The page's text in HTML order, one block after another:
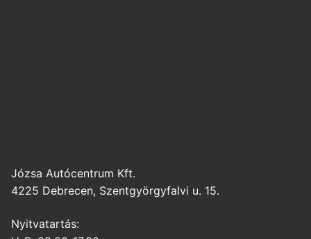
Józsa Autócentrum Kft.
4225 Debrecen, Szentgyörgyfalvi u. 15.
Nyitvatartás: